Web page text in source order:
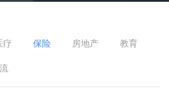
疗 保险 房地产
教育